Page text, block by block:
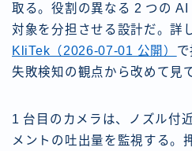
取る。役割の異なる 2 つの
対象を分担させる設計だ。詳
KliTek（2026-07-01 公開）
失敗検知の観点から改めて見
1 台目のカメラは、ノズル付
メントの吐出量を監視する。